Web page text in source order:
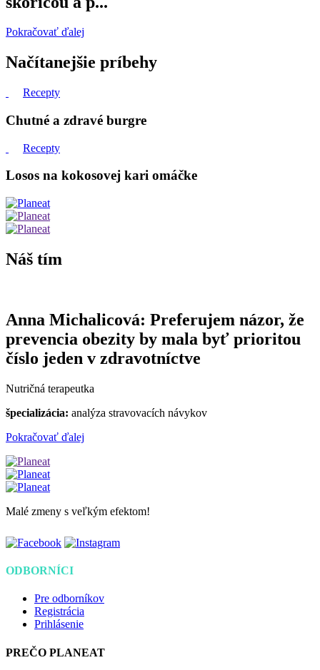
Pokračovať ďalej
Načítanejšie príbehy
Recepty
Chutné a zdravé burgre
Recepty
Losos na kokosovej kari omáčke
Náš tím
Anna Michalicová: Preferujem názor, že
prevencia obezity by mala byť prioritou
číslo jeden v zdravotníctve
Nutričná terapeutka
špecializácia: analýza stravovacích návykov
Pokračovať ďalej
Malé zmeny s veľkým efektom!
ODBORNÍCI
Pre odborníkov
Registrácia
Prihlásenie
PREČO PLANEAT